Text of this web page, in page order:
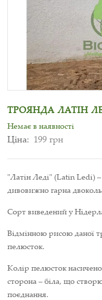
ТРОЯНДА ЛАТІН
Немає в наявності
Ціна: 199 грн
"Латін Леді" (Latin Ledi) –
дивовижно гарна
Сорт виведений у
Відмінною рисою даної
пелюсток.
Колір пелюсток
сторона – біла, що
поєднання.